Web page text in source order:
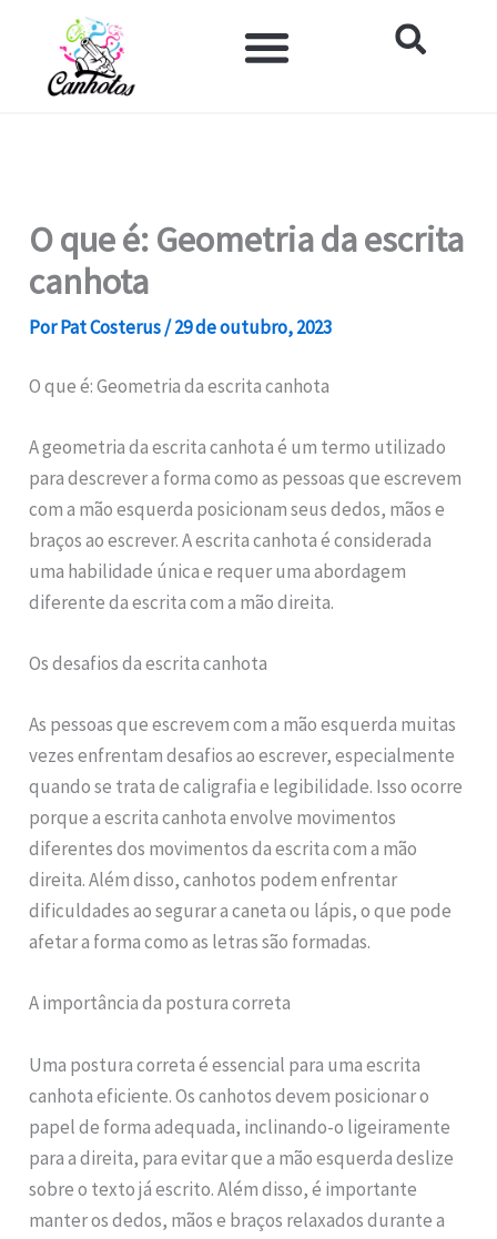
O que é: Geometria da escrita
canhota
PorPat Costerus/29 de outubro, 2023
O que é: Geometria da escrita canhota
A geometria da escrita canhota é um termo utilizado
para descrever a forma como as pessoas que escrevem
com a mão esquerda posicionam seus dedos, mãos e
braços ao escrever. A escrita canhota é considerada
uma habilidade única e requer uma abordagem
diferente da escrita com a mão direita.
Os desafios da escrita canhota
As pessoas que escrevem com a mão esquerda muitas
vezes enfrentam desafios ao escrever, especialmente
quando se trata de caligrafia e legibilidade. Isso ocorre
porque a escrita canhota envolve movimentos
diferentes dos movimentos da escrita com a mão
direita. Além disso, canhotos podem enfrentar
dificuldades ao segurar a caneta ou lápis, o que pode
afetar a forma como as letras são formadas.
A importância da postura correta
Uma postura correta é essencial para uma escrita
canhota eficiente. Os canhotos devem posicionar o
papel de forma adequada, inclinando-o ligeiramente
para a direita, para evitar que a mão esquerda deslize
sobre o texto já escrito. Além disso, é importante
manter os dedos, mãos e braços relaxados durante a